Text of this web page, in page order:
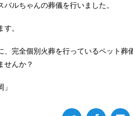
ルちゃんの葬儀を行いました。
。
、完全個別火葬を行っているペット
せんか？